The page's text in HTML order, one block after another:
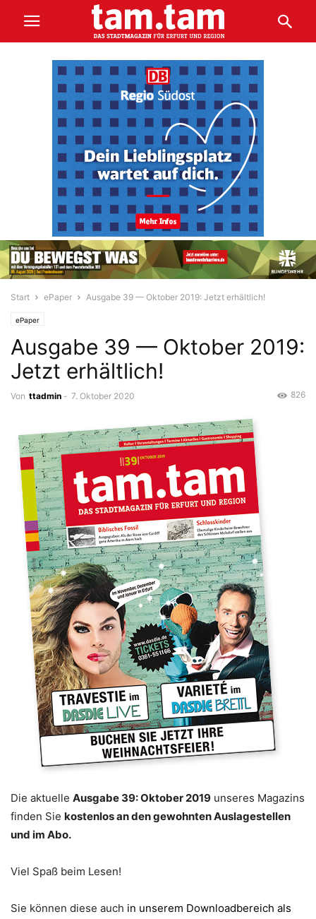
Start ePaper Ausgabe 39 — Oktober 2019: Jetzt erhältlich!
ePaper
Ausgabe 39 — Oktober 2019:
Jetzt erhältlich!
Von ttadmin - 7. Oktober 2020 826
Die aktuelle Ausgabe 39: Oktober 2019 unseres Magazins
finden Sie kostenlos an den gewohnten Auslagestellen
und im Abo.
Viel Spaß beim Lesen!
Sie können diese auch in unserem Downloadbereich als